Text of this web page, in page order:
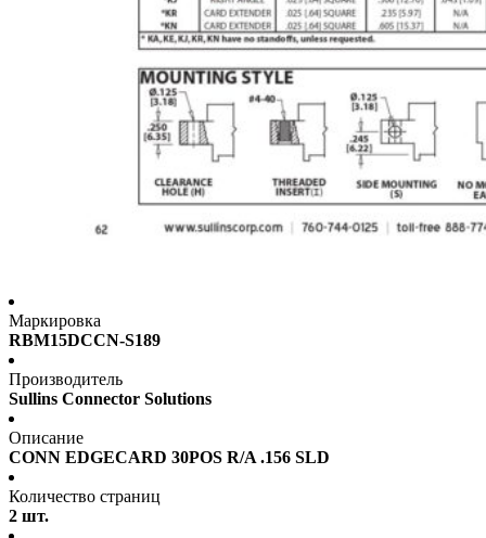
Маркировка
RBM15DCCN-S189
Производитель
Sullins Connector Solutions
Описание
CONN EDGECARD 30POS R/A .156 SLD
Количество страниц
2 шт.